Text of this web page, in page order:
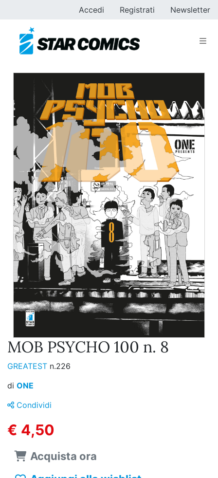
Accedi Registrati Newsletter
MOB PSYCHO 100 n. 8
GREATEST n.226
di ONE
Condividi
€ 4,50
Acquista ora